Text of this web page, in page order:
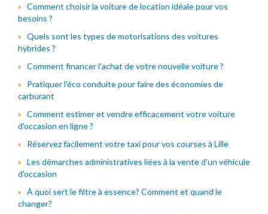
Comment choisir la voiture de location idéale pour vos
besoins ?
Quels sont les types de motorisations des voitures
hybrides ?
Comment financer l'achat de votre nouvelle voiture ?
Pratiquer l'éco conduite pour faire des économies de
carburant
Comment estimer et vendre efficacement votre voiture
d'occasion en ligne ?
Réservez facilement votre taxi pour vos courses à Lille
Les démarches administratives liées à la vente d'un véhicule
d'occasion
À quoi sert le filtre à essence? Comment et quand le
changer?